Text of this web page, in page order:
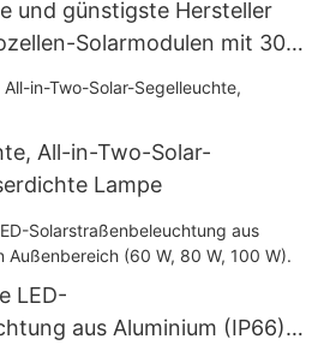
und günstigste Hersteller
Solarmodulen mit 300
All-in-Two-Solar-
Lampe
LED-
aus Aluminium (IP66)